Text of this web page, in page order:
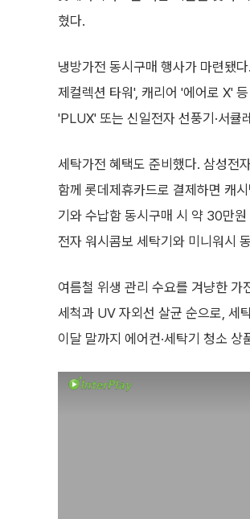
혔다.
냉방가전 동시구매 행사가 마련됐
제컬렉션 타워', 캐리어 '에어로 X'
'PLUX' 또는 신일전자 선풍기·서큘
세탁가전 혜택도 준비했다. 삼성전
함께 롯데제휴카드로 결제하면 캐
기와 수납함 동시구매 시 약 30만
전자 워시콤보 세탁기와 미니워시
여름철 위생 관리 수요를 겨냥한 가
세척과 UV 자외선 살균 순으로, 세
이달 말까지 에어컨·세탁기 청소